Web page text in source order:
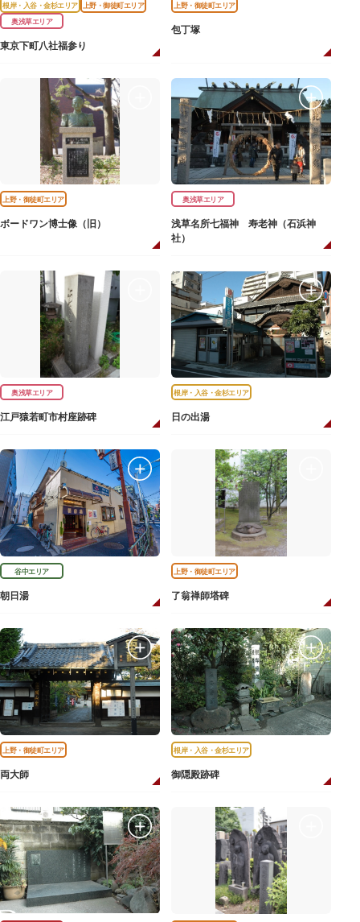
根岸・入谷・金杉エリア
上野・御徒町エリア
奥浅草エリア
東京下町八社福参り
上野・御徒町エリア
包丁塚
上野・御徒町エリア
ボードワン博士像（旧）
奥浅草エリア
浅草名所七福神 寿老神（石浜神
社）
奥浅草エリア
江戸猿若町市村座跡碑
根岸・入谷・金杉エリア
日の出湯
谷中エリア
朝日湯
上野・御徒町エリア
了翁禅師塔碑
上野・御徒町エリア
両大師
根岸・入谷・金杉エリア
御隠殿跡碑